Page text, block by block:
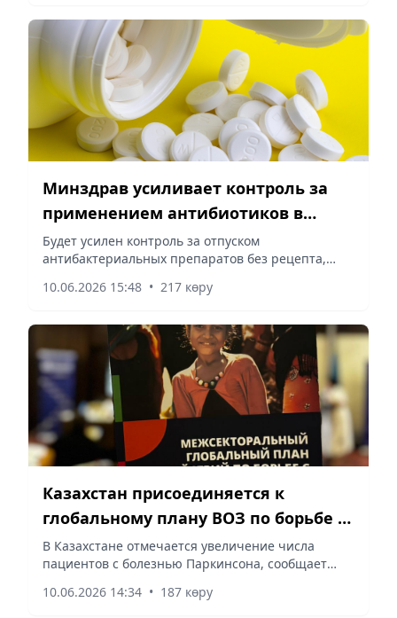
Минздрав усиливает контроль за
применением антибиотиков в
Казахстане
Будет усилен контроль за отпуском
антибактериальных препаратов без рецепта,
10.06.2026 15:48 • 217 көру
Казахстан присоединяется к
глобальному плану ВОЗ по борьбе с
неврологическими заболеваниями
В Казахстане отмечается увеличение числа
пациентов с болезнью Паркинсона, сообщает
10.06.2026 14:34 • 187 көру